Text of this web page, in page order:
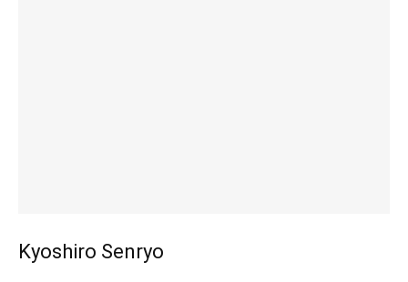
Kyoshiro Senryo